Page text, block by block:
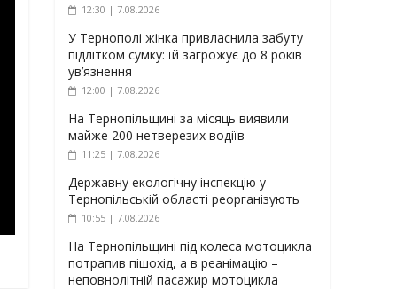
12:30 | 7.08.2026
У Тернополі жінка привласнила забуту
підлітком сумку: їй загрожує до 8 років
ув’язнення
12:00 | 7.08.2026
На Тернопільщині за місяць виявили
майже 200 нетверезих водіїв
11:25 | 7.08.2026
Державну екологічну інспекцію у
Тернопільській області реорганізують
10:55 | 7.08.2026
На Тернопільщині під колеса мотоцикла
потрапив пішохід, а в реанімацію –
неповнолітній пасажир мотоцикла